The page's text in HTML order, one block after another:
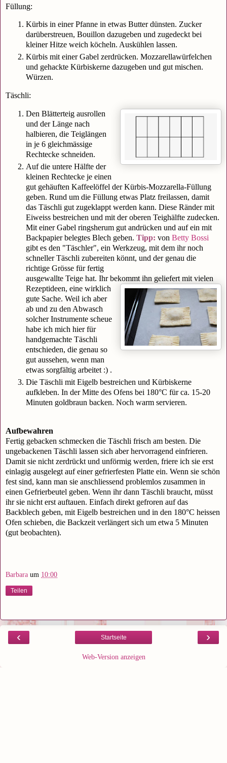
Füllung:
Kürbis in einer Pfanne in etwas Butter dünsten. Zucker
darüberstreuen, Bouillon dazugeben und zugedeckt bei
kleiner Hitze weich köcheln. Auskühlen lassen.
Kürbis mit einer Gabel zerdrücken. Mozzarellawürfelchen
und gehackte Kürbiskerne dazugeben und gut mischen.
Würzen.
Täschli:
Den Blätterteig ausrollen
und der Länge nach
halbieren, die Teiglängen
in je 6 gleichmässige
Rechtecke schneiden.
Auf die untere Hälfte der
kleinen Rechtecke je einen
gut gehäuften Kaffeelöffel der Kürbis-Mozzarella-Füllung
geben. Rund um die Füllung etwas Platz freilassen, damit
das Täschli gut zugeklappt werden kann. Diese Ränder mit
Eiweiss bestreichen und mit der oberen Teighälfte zudecken.
Mit einer Gabel ringsherum gut andrücken und auf ein mit
Backpapier belegtes Blech geben. Tipp: von Betty Bossi
gibt es den "Täschler", ein Werkzeug, mit dem ihr noch
schneller Täschli zubereiten könnt, und der genau die
richtige Grösse für fertig
ausgewallte Teige hat. Ihr bekommt ihn geliefert mit vielen
Rezeptideen, eine wirklich
gute Sache. Weil ich aber
ab und zu den Abwasch
solcher Instrumente scheue
habe ich mich hier für
handgemachte Täschli
entschieden, die genau so
gut aussehen, wenn man
etwas sorgfältig arbeitet :) .
Die Täschli mit Eigelb bestreichen und Kürbiskerne
aufkleben. In der Mitte des Ofens bei 180°C für ca. 15-20
Minuten goldbraun backen. Noch warm servieren.
Aufbewahren
Fertig gebacken schmecken die Täschli frisch am besten. Die
ungebackenen Täschli lassen sich aber hervorragend einfrieren.
Damit sie nicht zerdrückt und unförmig werden, friere ich sie erst
einlagig ausgelegt auf einer gefrierfesten Platte ein. Wenn sie schön
fest sind, kann man sie anschliessend problemlos zusammen in
einen Gefrierbeutel geben. Wenn ihr dann Täschli braucht, müsst
ihr sie nicht erst auftauen. Einfach direkt gefroren auf das
Backblech geben, mit Eigelb bestreichen und in den 180°C heissen
Ofen schieben, die Backzeit verlängert sich um etwa 5 Minuten
(gut beobachten).
Barbara um 10:00
Teilen
‹ ›
Startseite
Web-Version anzeigen